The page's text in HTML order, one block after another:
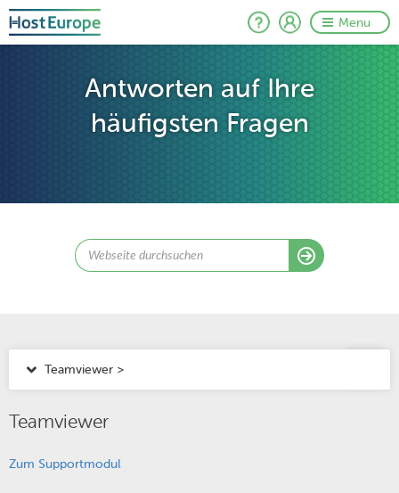
Menu
Antworten auf Ihre
häufigsten Fragen
Teamviewer >
Teamviewer
Zum Supportmodul